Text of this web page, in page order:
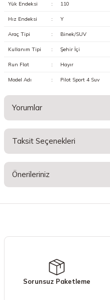
Yük Endeksi : 110
Hız Endeksi : Y
Araç Tipi : Binek/SUV
Kullanım Tipi : Şehir İçi
Run Flat : Hayır
Model Adı : Pilot Sport 4 Suv
Yorumlar
Taksit Seçenekleri
Önerileriniz
Ürün açıklamasında eksik
Ürün bilgilerinde hatalar
Sorunsuz Paketleme